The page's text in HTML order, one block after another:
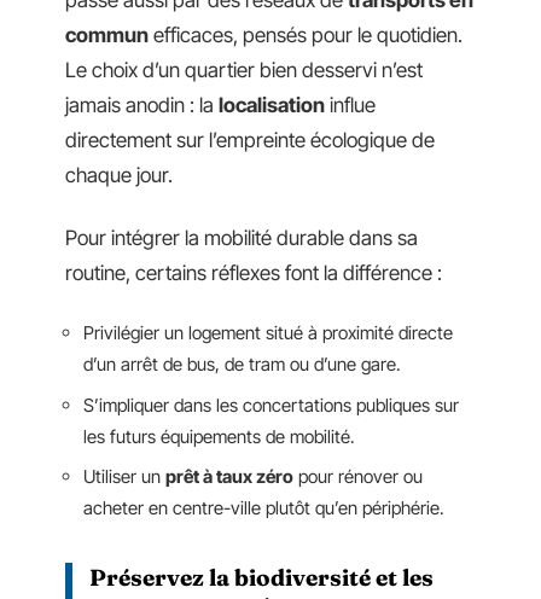
commun efficaces, pensés pour le quotidien.
Le choix d’un quartier bien desservi n’est
jamais anodin : la localisation influe
directement sur l’empreinte écologique de
chaque jour.
Pour intégrer la mobilité durable dans sa
routine, certains réflexes font la différence :
Privilégier un logement situé à proximité directe
d’un arrêt de bus, de tram ou d’une gare.
S’impliquer dans les concertations publiques sur
les futurs équipements de mobilité.
Utiliser un prêt à taux zéro pour rénover ou
acheter en centre-ville plutôt qu’en périphérie.
Préservez labiodiversitéet les